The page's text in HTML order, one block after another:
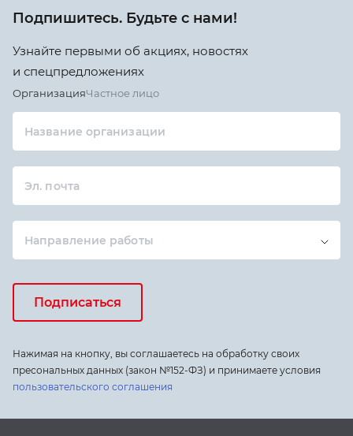
Подпишитесь. Будьте с нами!
Узнайте первыми об акциях, новостях
и спецпредложениях
ОрганизацияЧастное лицо
Название организации
Эл. почта
Направление работы
Подписаться
Нажимая на кнопку, вы соглашаетесь на обработку своих
пресональных данных (закон №152-ФЗ) и принимаете условия
пользовательского соглашения